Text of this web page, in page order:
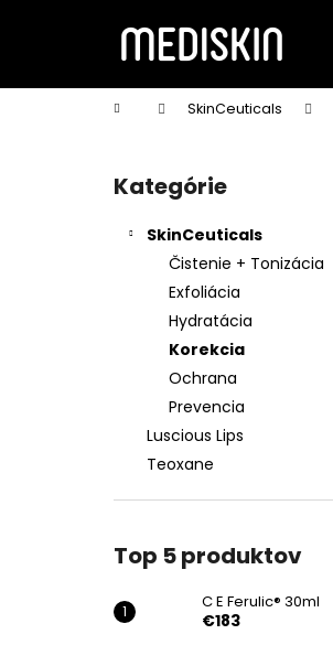
Domov SkinCeuticals
Preskočiť
kategórie
Kategórie
SkinCeuticals
Čistenie + Tonizácia
Exfoliácia
Hydratácia
Korekcia
Ochrana
Prevencia
Luscious Lips
Teoxane
Top 5 produktov
C E Ferulic® 30ml
€183
í
do
do
C E FERULIC® 30ML
€183